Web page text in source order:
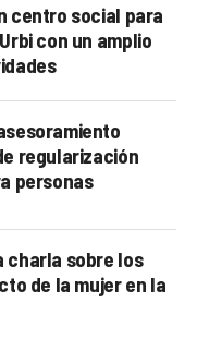
centro social para
con un amplio
regularización
personas
charla sobre los
de la mujer en la